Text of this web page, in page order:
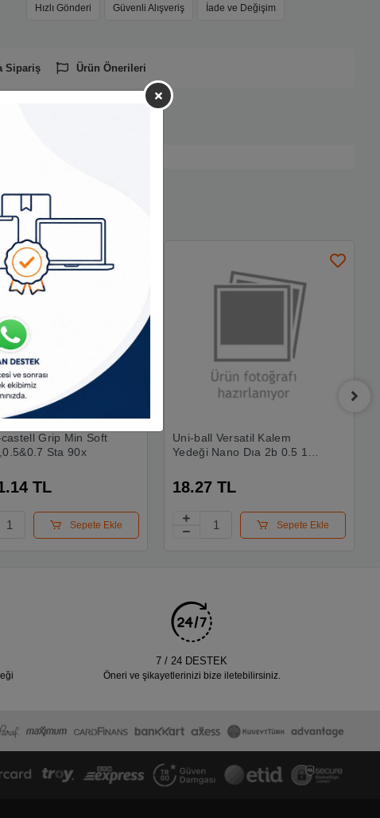
Hızlı Gönderi Güvenli Alışveriş İade ve Değişim
Sipariş Ürün Önerileri
Grip Min Soft
Sta 90x
TL
Sepete Ekle
Uni-ball Versatil Kalem
Yedeği Nano Dıa 2b 0.5 12
18.27 TL
Sepete Ekle
7 / 24 DESTEK
Öneri ve şikayetlerinizi bize iletebilirsiniz.